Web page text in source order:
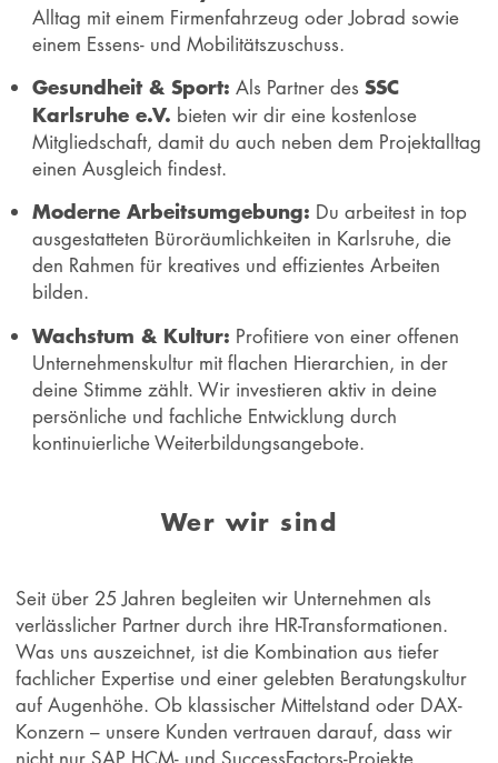
Alltag mit einem Firmenfahrzeug oder Jobrad sowie
einem Essens- und Mobilitätszuschuss.
Gesundheit & Sport: Als Partner des SSC
Karlsruhe e.V. bieten wir dir eine kostenlose
Mitgliedschaft, damit du auch neben dem Projektalltag
einen Ausgleich findest.
Moderne Arbeitsumgebung: Du arbeitest in top
ausgestatteten Büroräumlichkeiten in Karlsruhe, die
den Rahmen für kreatives und effizientes Arbeiten
bilden.
Wachstum & Kultur: Profitiere von einer offenen
Unternehmenskultur mit flachen Hierarchien, in der
deine Stimme zählt. Wir investieren aktiv in deine
persönliche und fachliche Entwicklung durch
kontinuierliche Weiterbildungsangebote.
Wer wir sind
Seit über 25 Jahren begleiten wir Unternehmen als
verlässlicher Partner durch ihre HR-Transformationen.
Was uns auszeichnet, ist die Kombination aus tiefer
fachlicher Expertise und einer gelebten Beratungskultur
auf Augenhöhe. Ob klassischer Mittelstand oder DAX-
Konzern – unsere Kunden vertrauen darauf, dass wir